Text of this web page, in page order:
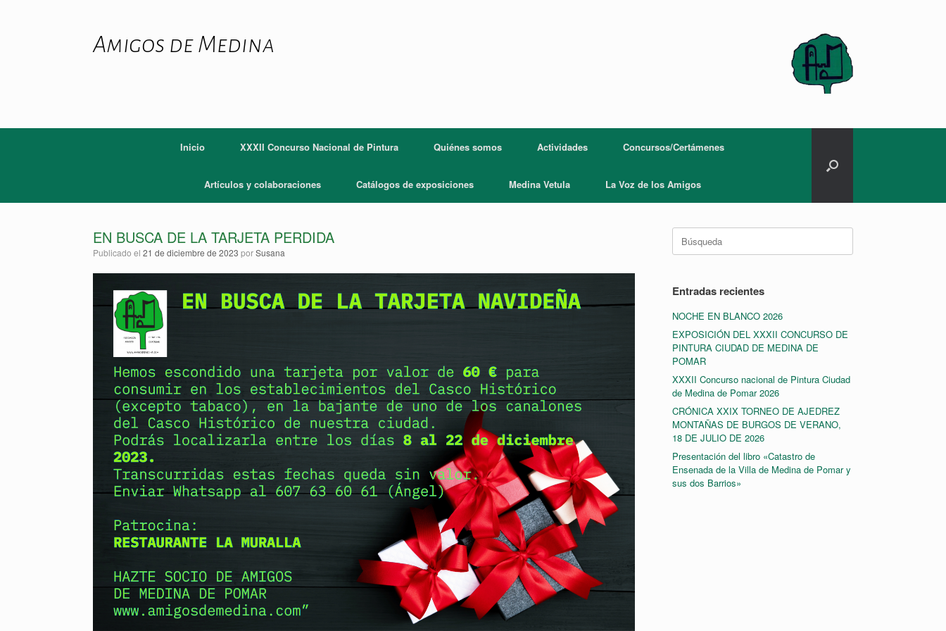
Amigos de Medina
Inicio XXXII Concurso Nacional de Pintura Quiénes somos Actividades Concursos/Certámenes
Artículos y colaboraciones Catálogos de exposiciones Medina Vetula La Voz de los Amigos
EN BUSCA DE LA TARJETA PERDIDA
Publicado el 21 de diciembre de 2023 porSusana
Buscar:
Entradas recientes
NOCHE EN BLANCO 2026
EXPOSICIÓN DEL XXXII CONCURSO DE
PINTURA CIUDAD DE MEDINA DE
POMAR
XXXII Concurso nacional de Pintura Ciudad
de Medina de Pomar 2026
CRÓNICA XXIX TORNEO DE AJEDREZ
MONTAÑAS DE BURGOS DE VERANO,
18 DE JULIO DE 2026
Presentación del libro «Catastro de
Ensenada de la Villa de Medina de Pomar y
sus dos Barrios»